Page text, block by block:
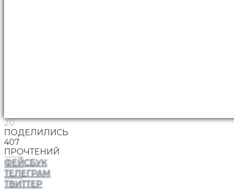
20
ПОДЕЛИЛИСЬ
407
ПРОЧТЕНИЙ
ФЕЙСБУК
ТЕЛЕГРАМ
ТВИТТЕР